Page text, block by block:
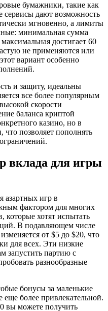
бумажники, такие как
дают возможность
мгновенно, а лимиты
минимальная сумма
достигает 60
не применяются или
вариант особенно
и защиту, идеальны
все более популярным
скорости
баланса криптой
казино, но в
что позволяет пополнять
вклада для игры
азартных игр в
фактором для многих
которые хотят испытать
В подавляющем числе
от $5 до $20, что
для всех. Эти низкие
запустить партию с
разнообразные
бонусы за маленькие
еще более привлекательной.
вы можете получить